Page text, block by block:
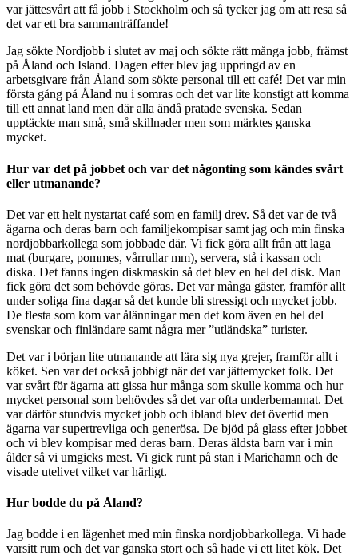
var jättesvårt att få jobb i Stockholm och så tycker jag om att resa så
det var ett bra sammanträffande!
Jag sökte Nordjobb i slutet av maj och sökte rätt många jobb, främst
på Åland och Island. Dagen efter blev jag uppringd av en
arbetsgivare från Åland som sökte personal till ett café! Det var min
första gång på Åland nu i somras och det var lite konstigt att komma
till ett annat land men där alla ändå pratade svenska. Sedan
upptäckte man små, små skillnader men som märktes ganska
mycket.
Hur var det på jobbet och var det någonting som kändes svårt
eller utmanande?
Det var ett helt nystartat café som en familj drev. Så det var de två
ägarna och deras barn och familjekompisar samt jag och min finska
nordjobbarkollega som jobbade där. Vi fick göra allt från att laga
mat (burgare, pommes, vårrullar mm), servera, stå i kassan och
diska. Det fanns ingen diskmaskin så det blev en hel del disk. Man
fick göra det som behövde göras. Det var många gäster, framför allt
under soliga fina dagar så det kunde bli stressigt och mycket jobb.
De flesta som kom var ålänningar men det kom även en hel del
svenskar och finländare samt några mer ”utländska” turister.
Det var i början lite utmanande att lära sig nya grejer, framför allt i
köket. Sen var det också jobbigt när det var jättemycket folk. Det
var svårt för ägarna att gissa hur många som skulle komma och hur
mycket personal som behövdes så det var ofta underbemannat. Det
var därför stundvis mycket jobb och ibland blev det övertid men
ägarna var supertrevliga och generösa. De bjöd på glass efter jobbet
och vi blev kompisar med deras barn. Deras äldsta barn var i min
ålder så vi umgicks mest. Vi gick runt på stan i Mariehamn och de
visade utelivet vilket var härligt.
Hur bodde du på Åland?
Jag bodde i en lägenhet med min finska nordjobbarkollega. Vi hade
varsitt rum och det var ganska stort och så hade vi ett litet kök. Det